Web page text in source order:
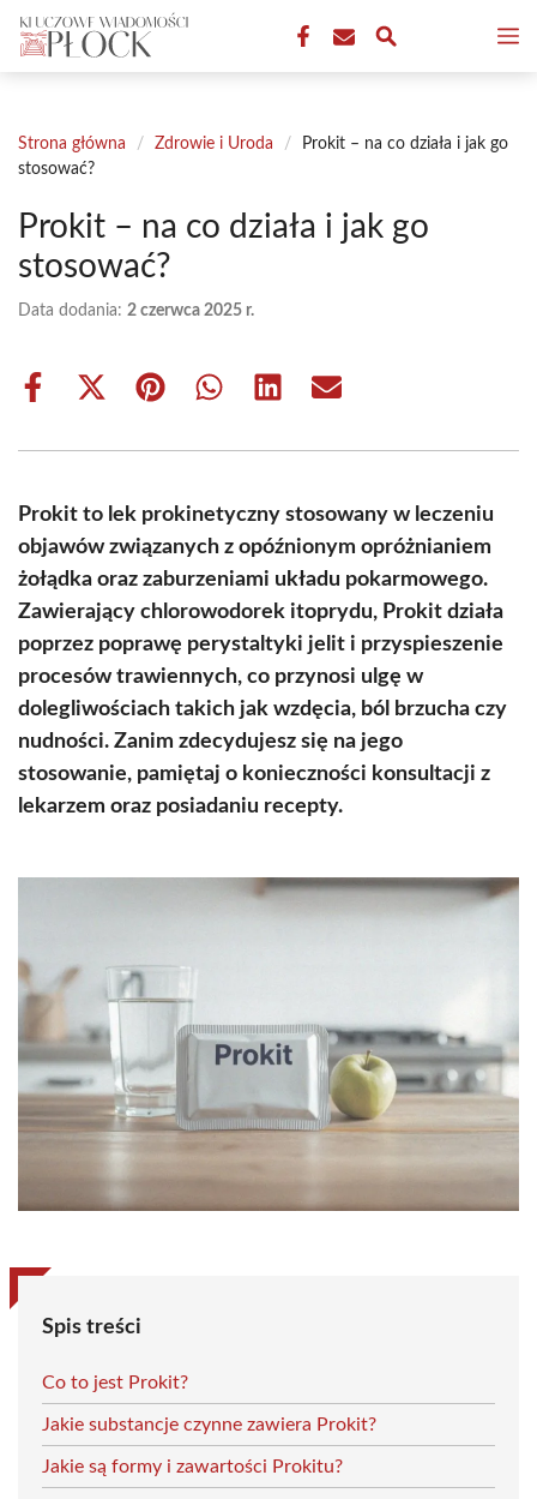
Przejdź
treści
Strona główna / Zdrowie i Uroda /
Prokit – na co działa i jak go
stosować?
Prokit – na co działa i jak go
stosować?
Data dodania: 2 czerwca 2025 r.
Share
Share
(Twitter)
Share Share Share Share
Prokit to lek prokinetyczny stosowany w leczeniu
objawów związanych z opóźnionym opróżnianiem
żołądka oraz zaburzeniami układu pokarmowego.
Zawierający chlorowodorek itoprydu, Prokit działa
poprzez poprawę perystaltyki jelit i przyspieszenie
procesów trawiennych, co przynosi ulgę w
dolegliwościach takich jak wzdęcia, ból brzucha czy
nudności. Zanim zdecydujesz się na jego
stosowanie, pamiętaj o konieczności konsultacji z
lekarzem oraz posiadaniu recepty.
Spis treści
Co to jest Prokit?
Jakie substancje czynne zawiera Prokit?
Jakie są formy i zawartości Prokitu?